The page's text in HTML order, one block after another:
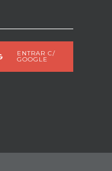
ENTRAR C/
GOOGLE